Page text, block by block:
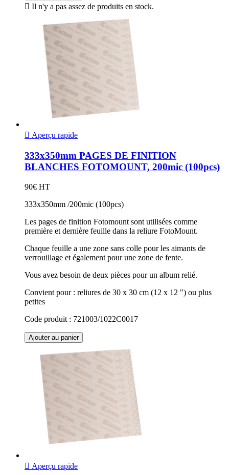
 Il n'y a pas assez de produits en stock.
 Aperçu rapide
333x350mm PAGES DE FINITION
BLANCHES FOTOMOUNT, 200mic (100pcs)
90€ HT
333x350mm /200mic (100pcs)
Les pages de finition Fotomount sont utilisées comme
première et dernière feuille dans la reliure FotoMount.
Chaque feuille a une zone sans colle pour les aimants de
verrouillage et également pour une zone de fente.
Vous avez besoin de deux pièces pour un album relié.
Convient pour : reliures de 30 x 30 cm (12 x 12 ") ou plus
petites
Code produit : 721003/1022C0017
Ajouter au panier
 Aperçu rapide